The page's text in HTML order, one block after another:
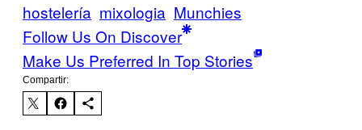
hostelería mixologia Munchies
Follow Us On Discover
Make Us Preferred In Top Stories
Compartir: